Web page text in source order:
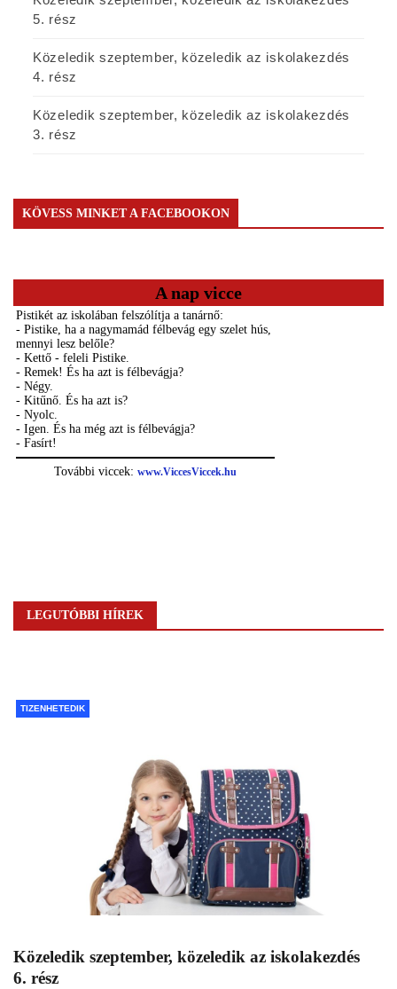
5. rész
Közeledik szeptember, közeledik az iskolakezdés
4. rész
Közeledik szeptember, közeledik az iskolakezdés
3. rész
KÖVESS MINKET A FACEBOOKON
A nap vicce
LEGUTÓBBI HÍREK
TIZENHETEDIK
Közeledik szeptember, közeledik az iskolakezdés
6. rész